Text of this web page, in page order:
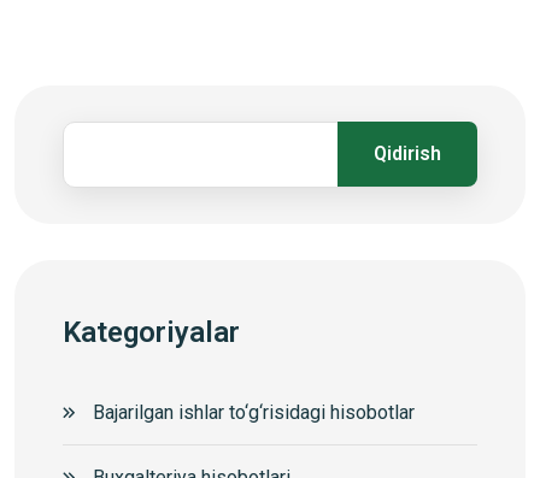
Qidirish
Kategoriyalar
Bajarilgan ishlar to‘g‘risidagi hisobotlar